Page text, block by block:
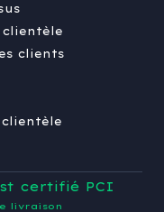
clients
livraison